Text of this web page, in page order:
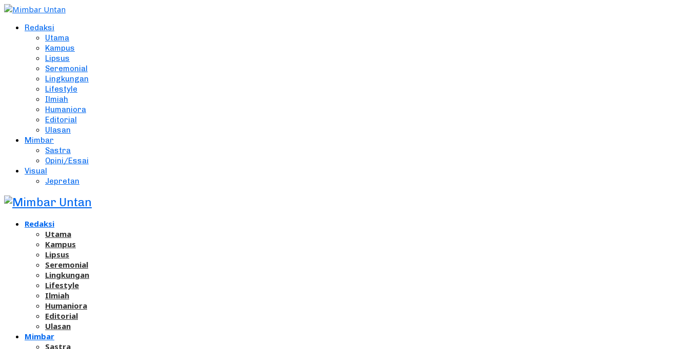
Redaksi
Utama
Kampus
Lipsus
Seremonial
Lingkungan
Lifestyle
Ilmiah
Humaniora
Editorial
Ulasan
Mimbar
Sastra
Opini/Essai
Visual
Jepretan
Redaksi
Utama
Kampus
Lipsus
Seremonial
Lingkungan
Lifestyle
Ilmiah
Humaniora
Editorial
Ulasan
Mimbar
Sastra